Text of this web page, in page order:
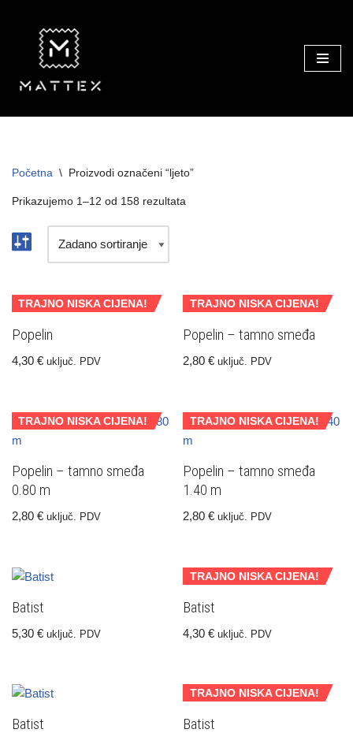
content
Početna \ Proizvodi označeni “ljeto”
Prikazujemo 1–12 od 158 rezultata
TRAJNO NISKA CIJENA!
Popelin
4,30 € uključ. PDV
TRAJNO NISKA CIJENA!
Popelin – tamno smeđa
2,80€ uključ. PDV
TRAJNO NISKA CIJENA!
Popelin – tamno smeđa
0.80 m
2,80 € uključ. PDV
TRAJNO NISKA CIJENA!
Popelin – tamno smeđa
1.40 m
2,80€ uključ. PDV
Batist
5,30 € uključ. PDV
TRAJNO NISKA CIJENA!
Batist
4,30€ uključ. PDV
Batist
TRAJNO NISKA CIJENA!
Batist